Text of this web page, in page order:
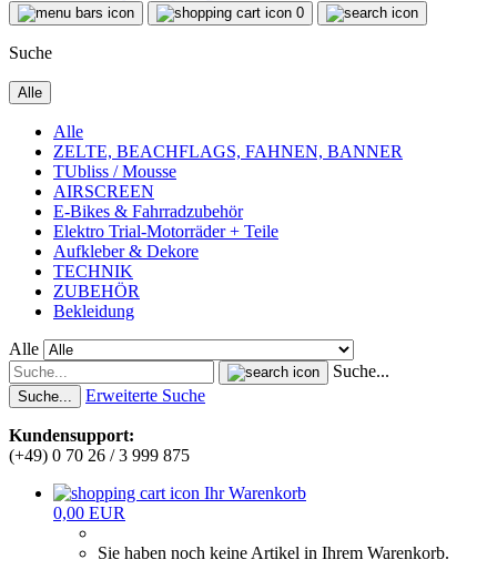
0
Suche
Alle
Alle
ZELTE, BEACHFLAGS, FAHNEN, BANNER
TUbliss / Mousse
AIRSCREEN
E-Bikes & Fahrradzubehör
Elektro Trial-Motorräder + Teile
Aufkleber & Dekore
TECHNIK
ZUBEHÖR
Bekleidung
Alle
Suche...
Suche... Erweiterte Suche
Kundensupport:
(+49) 0 70 26 / 3 999 875
Ihr Warenkorb
0,00 EUR
Sie haben noch keine Artikel in Ihrem Warenkorb.